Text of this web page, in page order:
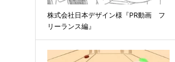
株式会社日本デザイン様『PR動画 フ
リーランス編』